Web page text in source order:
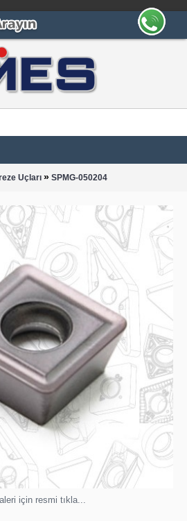
Uçları » SPMG-050204
için resmi tıkla...